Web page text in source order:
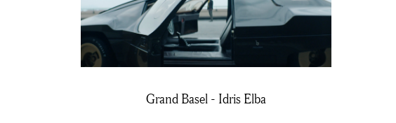
Grand Basel - Idris Elba